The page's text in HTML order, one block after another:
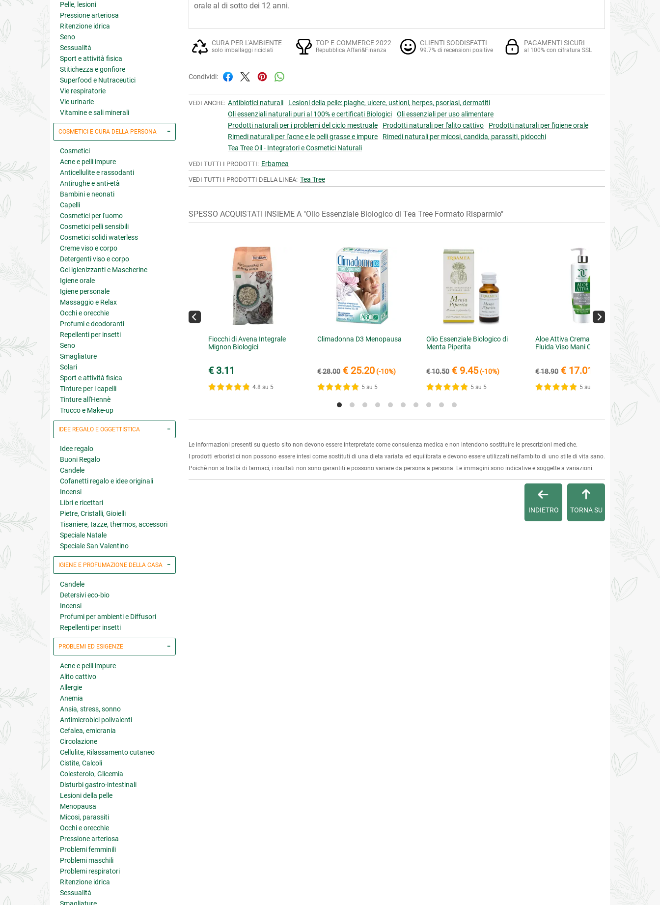
Pelle, lesioni
Pressione arteriosa
Ritenzione idrica
Seno
Sessualità
Sport e attività fisica
Stitichezza e gonfiore
Superfood e Nutraceutici
Vie respiratorie
Vie urinarie
Vitamine e sali minerali
COSMETICI E CURA DELLA PERSONA
Cosmetici
Acne e pelli impure
Anticellulite e rassodanti
Antirughe e anti-età
Bambini e neonati
Capelli
Cosmetici per l'uomo
Cosmetici pelli sensibili
Cosmetici solidi waterless
Creme viso e corpo
Detergenti viso e corpo
Gel igienizzanti e Mascherine
Igiene orale
Igiene personale
Massaggio e Relax
Occhi e orecchie
Profumi e deodoranti
Repellenti per insetti
Seno
Smagliature
Solari
Sport e attività fisica
Tinture per i capelli
Tinture all'Hennè
Trucco e Make-up
IDEE REGALO E OGGETTISTICA
Idee regalo
Buoni Regalo
Candele
Cofanetti regalo e idee originali
Incensi
Libri e ricettari
Pietre, Cristalli, Gioielli
Tisaniere, tazze, thermos, accessori
Speciale Natale
Speciale San Valentino
IGIENE E PROFUMAZIONE DELLA CASA
Candele
Detersivi eco-bio
Incensi
Profumi per ambienti e Diffusori
Repellenti per insetti
PROBLEMI ED ESIGENZE
Acne e pelli impure
Alito cattivo
Allergie
Anemia
Ansia, stress, sonno
Antimicrobici polivalenti
Cefalea, emicrania
Circolazione
Cellulite, Rilassamento cutaneo
Cistite, Calcoli
Colesterolo, Glicemia
Disturbi gastro-intestinali
Lesioni della pelle
Menopausa
Micosi, parassiti
Occhi e orecchie
Pressione arteriosa
Problemi femminili
Problemi maschili
Problemi respiratori
Ritenzione idrica
Sessualità
orale al di sotto dei 12 anni.
CURA PER L'AMBIENTE
solo imballaggi riciclati
TOP E-COMMERCE 2022
Repubblica Affari&Finanza
CLIENTI SODDISFATTI
99.7% di recensioni positive
PAGAMENTI SICURI
al 100% con cifratura SSL
Condividi:
VEDI ANCHE: Antibiotici naturali
Lesioni della pelle: piaghe, ulcere, ustioni, herpes, psoriasi, dermatiti
Oli essenziali naturali puri al 100% e certificati Biologici
Oli essenziali per uso alimentare
Prodotti naturali per i problemi del ciclo mestruale
Prodotti naturali per l'alito cattivo
Prodotti naturali per l'igiene orale
Rimedi naturali per l'acne e le pelli grasse e impure
Rimedi naturali per micosi, candida, parassiti, pidocchi
Tea Tree Oil - Integratori e Cosmetici Naturali
VEDI TUTTI I PRODOTTI: Erbamea
VEDI TUTTI I PRODOTTI DELLA LINEA: Tea Tree
SPESSO ACQUISTATI INSIEME A "Olio Essenziale Biologico di Tea Tree Formato Risparmio"
Fiocchi di Avena Integrale
Mignon Biologici
€ 3.11
4.8 su 5
Climadonna D3 Menopausa
€ 28.00 € 25.20(-10%)
5 su 5
Olio Essenziale Biologico di
Menta Piperita
€ 10.50 € 9.45(-10%)
5 su 5
Aloe Attiva Crema Riparatrice
Fluida Viso Mani Corpo
€ 18.90 € 17.01
5 su 5
Essenziale Biologico di
Olio Essenziale di Resina di
Le informazioni presenti su questo sito non devono essere interpretate come consulenza medica e non intendono sostituire le prescrizioni mediche.
I prodotti erboristici non possono essere intesi come sostituti di una dieta variata ed equilibrata e devono essere utilizzati nell'ambito di uno stile di vita sano.
Poichè non si tratta di farmaci, i risultati non sono garantiti e possono variare da persona a persona. Le immagini sono indicative e soggette a variazioni.
TORNA SU
INDIETRO